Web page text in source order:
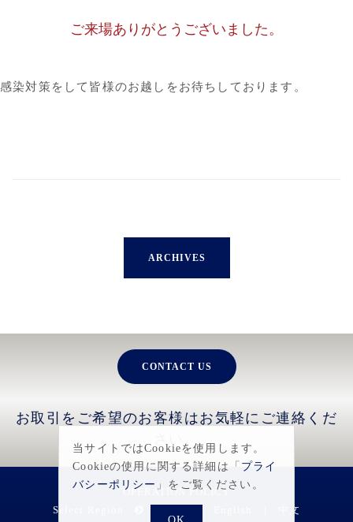
ご来場ありがとうございました。
感染対策をして皆様のお越しをお待ちしております。
ARCHIVES
CONTACT US
お取引をご希望のお客様はお気軽にご連絡くだ
さい。
OPERATION POLICY
Select Region
中文
当サイトではCookieを使用します。
Cookieの使用に関する詳細は「 プライ
バシーポリシー 」をご覧ください。
OK